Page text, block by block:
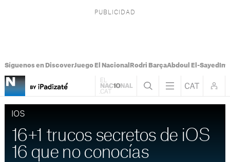
Síguenos en DiscoverJuego El Nacional Rodri BarçaAbdoul El-Sayed
IOS
16+1 trucos secretos de iOS
16 que no conocías